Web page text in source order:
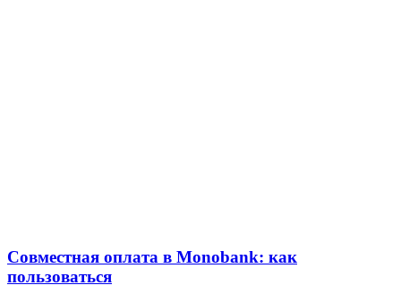
Совместная оплата в Monobank: как
пользоваться